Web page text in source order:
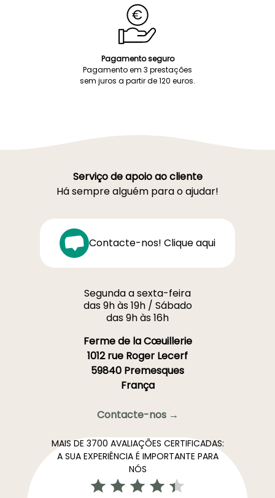
Pagamento seguro
Pagamento em 3 prestações
sem juros a partir de 120 euros.
Serviço de apoio ao cliente
Há sempre alguém para o ajudar!
Contacte-nos! Clique aqui
Segunda a sexta-feira
das 9h às 19h / Sábado
das 9h às 16h
Ferme de la Cœuillerie
1012 rue Roger Lecerf
59840 Premesques
França
Contacte-nos →
MAIS DE 3700 AVALIAÇÕES CERTIFICADAS:
A SUA EXPERIÊNCIA É IMPORTANTE PARA
NÓS